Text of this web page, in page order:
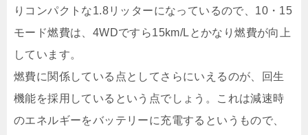
りコンパクトな1.8リッターになっているので、10・15
モード燃費は、4WDですら15km/Lとかなり燃費が向上
しています。
燃費に関係している点としてさらにいえるのが、回生
機能を採用しているという点でしょう。これは減速時
のエネルギーをバッテリーに充電するというもので、